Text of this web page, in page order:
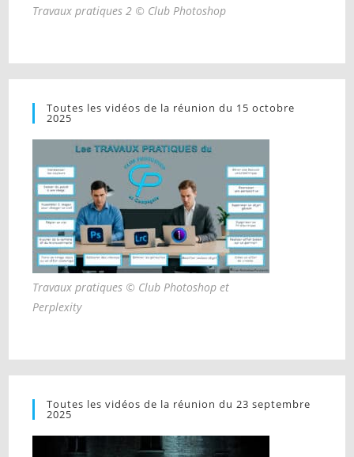
Travaux pratiques 2 © Club Photoshop
Toutes les vidéos de la réunion du 15 octobre
2025
Travaux pratiques © Club Photoshop et
Perplexity
Toutes les vidéos de la réunion du 23 septembre
2025